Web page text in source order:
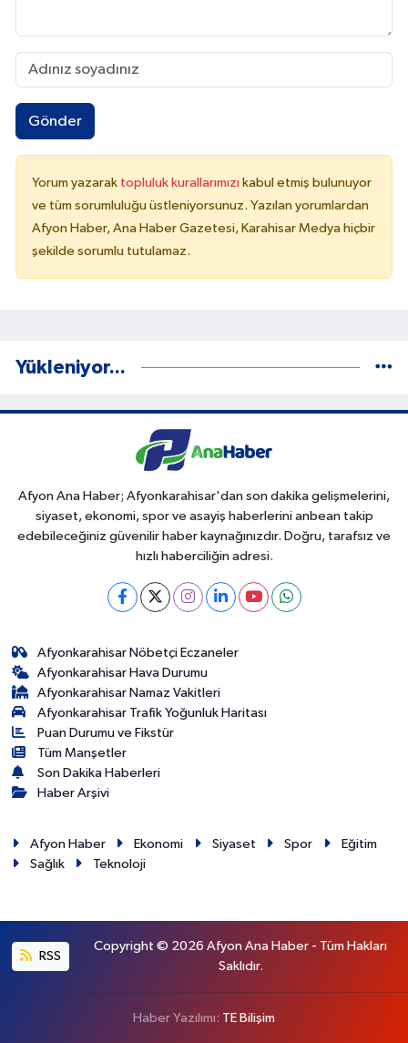
Gönder
Yorum yazarak topluluk kurallarımızı kabul etmiş bulunuyor
ve tüm sorumluluğu üstleniyorsunuz. Yazılan yorumlardan
Afyon Haber, Ana Haber Gazetesi, Karahisar Medya hiçbir
şekilde sorumlu tutulamaz.
Yükleniyor...
Afyon Ana Haber; Afyonkarahisar'dan son dakika gelişmelerini,
siyaset, ekonomi, spor ve asayiş haberlerini anbean takip
edebileceğiniz güvenilir haber kaynağınızdır. Doğru, tarafsız ve
hızlı haberciliğin adresi.
Afyonkarahisar Nöbetçi Eczaneler
Afyonkarahisar Hava Durumu
Afyonkarahisar Namaz Vakitleri
Afyonkarahisar Trafik Yoğunluk Haritası
Puan Durumu ve Fikstür
Tüm Manşetler
Son Dakika Haberleri
Haber Arşivi
Afyon Haber Ekonomi Siyaset Spor
Eğitim
Sağlık
Teknoloji
RSS
Copyright © 2026 Afyon Ana Haber - Tüm Hakları
Saklıdır.
Haber Yazılımı: TE Bilişim